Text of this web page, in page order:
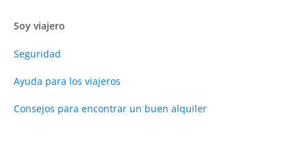
Soy viajero
Seguridad
Ayuda para los viajeros
Consejos para encontrar un buen alquiler